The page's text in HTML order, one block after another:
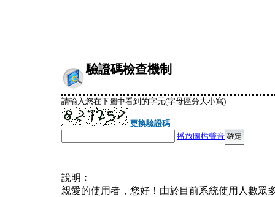
驗證碼檢查機制
請輸入您在下圖中看到的字元(字母區分大小寫)
更換驗證碼
播放圖檔聲音
說明︰
親愛的使用者，您好！由於目前系統使用人數眾